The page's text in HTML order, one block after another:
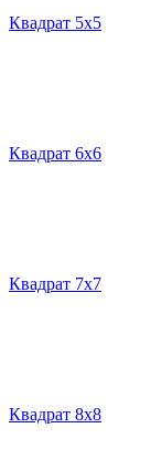
Квадрат 5х5
Квадрат 6х6
Квадрат 7х7
Квадрат 8х8